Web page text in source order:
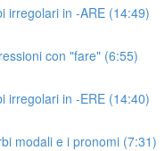
irregolari in -ARE (14:49)
con "fare" (6:55)
irregolari in -ERE (14:40)
modali e i pronomi (7:31)